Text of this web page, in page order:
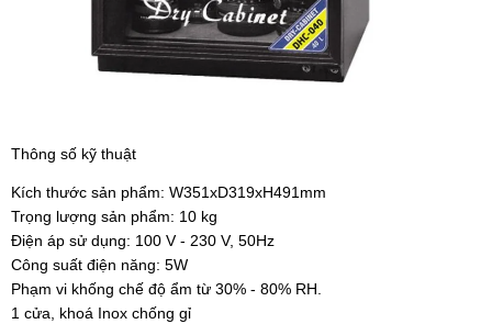
Thông số kỹ thuật
Kích thước sản phẩm: W351xD319xH491mm
Trọng lượng sản phẩm: 10 kg
Điện áp sử dụng: 100 V - 230 V, 50Hz
Công suất điện năng: 5W
Phạm vi khống chế độ ẩm từ 30% - 80% RH.
1 cửa, khoá Inox chống gỉ